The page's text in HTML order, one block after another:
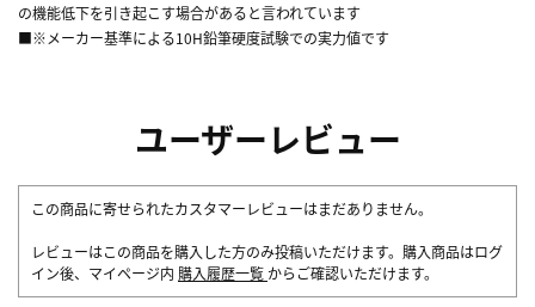
の機能低下を引き起こす場合があると言われています
■※メーカー基準による10H鉛筆硬度試験での実力値です
ユーザーレビュー
この商品に寄せられたカスタマーレビューはまだありません。
レビューはこの商品を購入した方のみ投稿いただけます。購入商品はログ
イン後、マイページ内 購入履歴一覧 からご確認いただけます。